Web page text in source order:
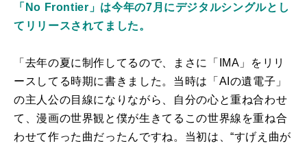
「No Frontier」は今年の7月にデジタルシングルとし
てリリースされてました。
「去年の夏に制作してるので、まさに「IMA」をリリ
ースしてる時期に書きました。当時は「AIの遺電子」
の主人公の目線になりながら、自分の心と重ね合わせ
て、漫画の世界観と僕が生きてるこの世界線を重ね合
わせて作った曲だったんですね。当初は、“すげえ曲が